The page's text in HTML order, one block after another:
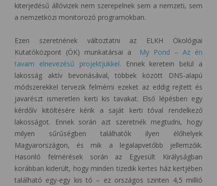
kiterjedésű állóvizek nem szerepelnek sem a nemzeti, sem
a nemzetközi monitorozó programokban.
Ezen szeretnének változtatni az ELKH Ökológiai
Kutatóközpont (ÖK) munkatársai a My Pond – Az én
tavam elnevezésű projektjükkel. Ennek keretein belül a
lakosság aktív bevonásával, többek között DNS-alapú
módszerekkel tervezik felmérni ezeket az eddig rejtett és
javarészt ismeretlen kerti kis tavakat. Első lépésben egy
kérdőív kitöltésére kérik a saját kerti tóval rendelkező
lakosságot. Ennek során azt szeretnék megtudni, hogy
milyen sűrűségben találhatók ilyen élőhelyek
Magyarországon, és mik a legalapvetőbb jellemzőik.
Hasonló felmérések során az Egyesült Királyságban
korábban kiderült, hogy minden tizedik kertes ház kertjében
található egy-egy kis tó – ez országos szinten 4,5 millió